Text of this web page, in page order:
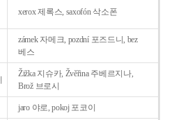
xerox 제록스, saxofón 삭소폰
zámek 자메크, pozdní 포즈드니, bez
베스
Žižka 지슈카, Žvěřina 주베르지나,
Brož 브로시
jaro 야로, pokoj 포코이